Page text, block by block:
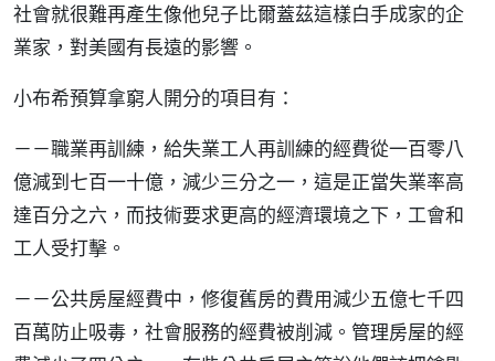
社會就很難再產生像他兒子比爾蓋茲這樣白手成家的企
業家，對美國有長遠的影響。
小布希預算拿窮人開分的項目有：
－－職業再訓練，給失業工人再訓練的經費從一百零八
億減到七百一十億，減少三分之一，這是正當失業率高
達百分之六，而技術要求更高的經濟環境之下，工會和
工人受打擊。
－－公共房屋經費中，修復舊房的費用減少五億七千四
百萬防止吸毒，社會服務的經費被削減。管理房屋的經